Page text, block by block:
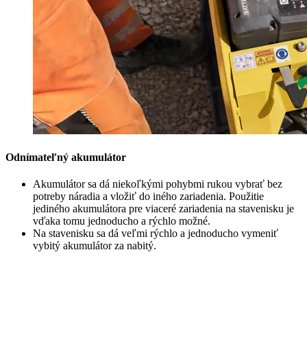
Odnímateľný akumulátor
Akumulátor sa dá niekoľkými pohybmi rukou vybrať bez
potreby náradia a vložiť do iného zariadenia. Použitie
jediného akumulátora pre viaceré zariadenia na stavenisku je
vďaka tomu jednoducho a rýchlo možné.
Na stavenisku sa dá veľmi rýchlo a jednoducho vymeniť
vybitý akumulátor za nabitý.